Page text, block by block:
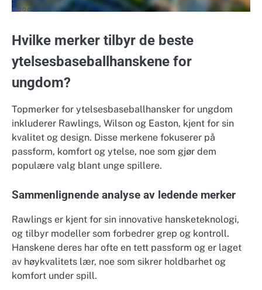
Hvilke merker tilbyr de beste
ytelsesbaseballhanskene for
ungdom?
Topmerker for ytelsesbaseballhansker for ungdom
inkluderer Rawlings, Wilson og Easton, kjent for sin
kvalitet og design. Disse merkene fokuserer på
passform, komfort og ytelse, noe som gjør dem
populære valg blant unge spillere.
Sammenlignende analyse av ledende merker
Rawlings er kjent for sin innovative hansketeknologi,
og tilbyr modeller som forbedrer grep og kontroll.
Hanskene deres har ofte en tett passform og er laget
av høykvalitets lær, noe som sikrer holdbarhet og
komfort under spill.